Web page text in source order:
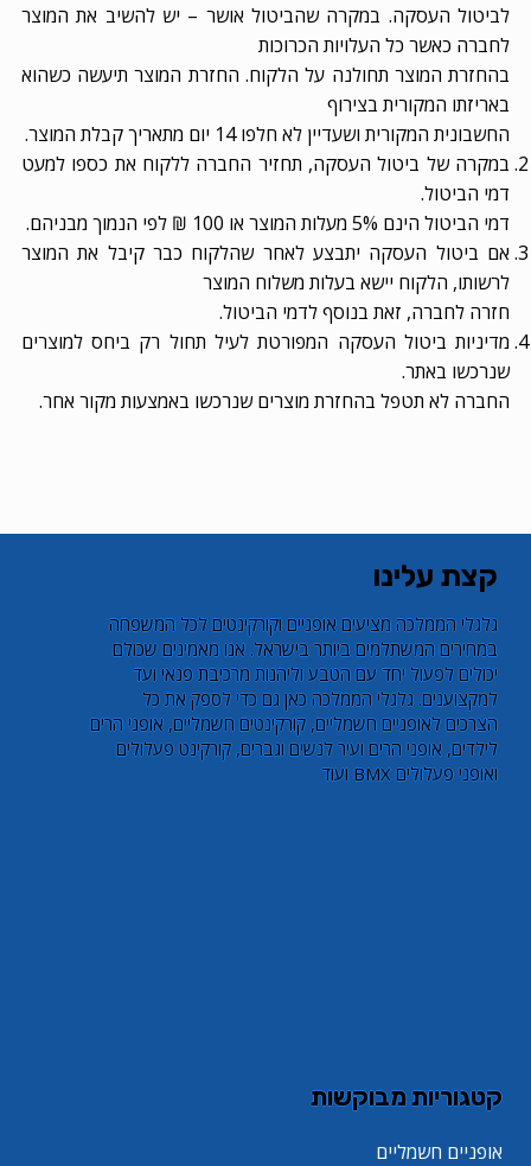
לביטול העסקה. במקרה שהביטול אושר – יש להשיב את המוצר
לחברה כאשר כל העלויות הכרוכות
בהחזרת המוצר תחולנה על הלקוח. החזרת המוצר תיעשה כשהוא
באריזתו המקורית בצירוף
החשבונית המקורית ושעדיין לא חלפו 14 יום מתאריך קבלת המוצר.
במקרה של ביטול העסקה, תחזיר החברה ללקוח את כספו למעט
דמי הביטול.
דמי הביטול הינם 5% מעלות המוצר או 100 ₪ לפי הנמוך מבניהם.
אם ביטול העסקה יתבצע לאחר שהלקוח כבר קיבל את המוצר
לרשותו, הלקוח יישא בעלות משלוח המוצר
חזרה לחברה, זאת בנוסף לדמי הביטול.
מדיניות ביטול העסקה המפורטת לעיל תחול רק ביחס למוצרים
שנרכשו באתר.
החברה לא תטפל בהחזרת מוצרים שנרכשו באמצעות מקור אחר.
קצת עלינו
​גלגלי הממלכה מציעים אופניים וקורקינטים לכל המשפחה
במחירים המשתלמים ביותר בישראל. אנו מאמינים שכולם
יכולים לפעול יחד עם הטבע וליהנות מרכיבת פנאי ועד
למקצוענים. גלגלי הממלכה כאן גם כדי לספק את כל
הצרכים לאופניים חשמליים, קורקינטים חשמליים, אופני הרים
לילדים, אופני הרים ועיר לנשים וגברים, קורקינט פעלולים
ואופני פעלולים BMX ועוד
קטגוריות מבוקשות
אופניים חשמליים